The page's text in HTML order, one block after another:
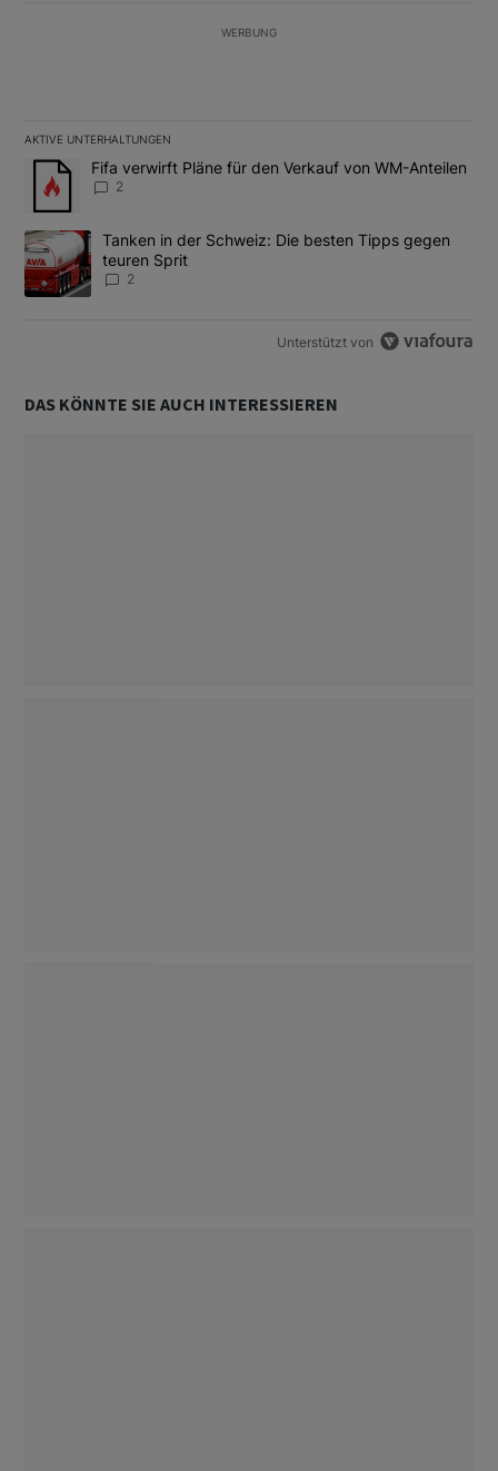
WERBUNG
AKTIVE UNTERHALTUNGEN
Das Folgende ist eine Liste der am meisten kommentierten
Ein Trendartikel mit dem Titel "Fifa verwirft Pläne für den
Fifa verwirft Pläne für den Verkauf von WM-Anteilen
2
Ein Trendartikel mit dem Titel "Tanken in der Schweiz: Die
Tanken in der Schweiz: Die besten Tipps gegen
teuren Sprit
2
Unterstützt von
DAS KÖNNTE SIE AUCH INTERESSIEREN